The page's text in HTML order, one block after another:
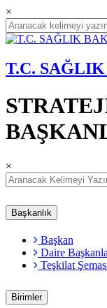
×
T.C.
×
Başkanlık
Başkan
Daire
Teşkilat
Birimler